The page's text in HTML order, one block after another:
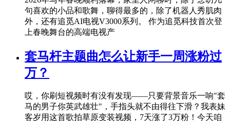
句喜欢的小品和歌舞，聊得最多的，除了机器人秀肌肉
外，还有追觅AI电视V3000系列。 作为追觅科技首次登
上春晚舞台的高端电视产
套马杆主题曲怎么让新手一周涨粉过
万？
哎，你刷短视频时有没有发现——只要背景音乐一响"套
马的男子你英武雄壮"，手指头就不由得往下滑？我表妹
客岁用这首歌拍草原变装视频，7天涨了3万粉！今天咱